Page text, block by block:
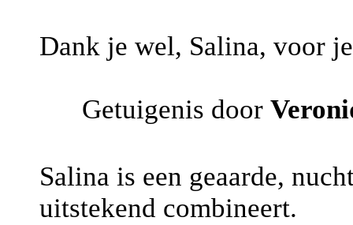
Dank je wel, Salina, voor
Getuigenis door
Salina is een geaarde,
uitstekend combineert.